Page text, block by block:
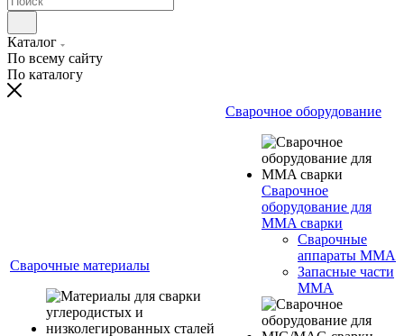
Каталог
По всему сайту
По каталогу
Сварочные материалы
Сварочное оборудование
Сварочное
оборудование для
MMA сварки
Сварочные
аппараты MMA
Запасные части
MMA